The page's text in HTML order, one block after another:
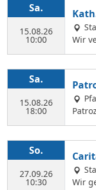
Sa.
15.08.26
10:00
Wir
Sa.
15.08.26
18:00
hrt in
So.
27.09.26
10:30
Wir